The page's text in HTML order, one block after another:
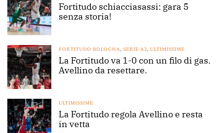
Fortitudo schiacciasassi: gara 5
senza storia!
FORTITUDO BOLOGNA SERIE A2 ULTIMISSIME
La Fortitudo va 1-0 con un filo di gas.
Avellino da resettare.
ULTIMISSIME
La Fortitudo regola Avellino e resta
in vetta